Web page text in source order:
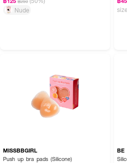
Nude
MISSBBGIRL
Push up bra pads (Silicone)
BE